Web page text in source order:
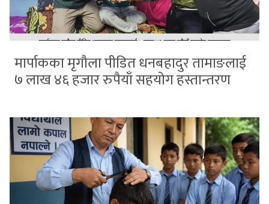
मार्पाकका मृगौला पीडित धनबहादुर तामाङलाई
७ लाख ४६ हजार रुपैयाँ सहयोग हस्तान्तरण